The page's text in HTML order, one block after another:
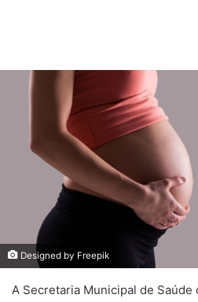
Designed by Freepik
A Secretaria Municipal de